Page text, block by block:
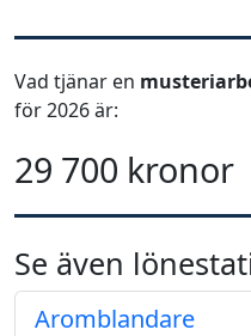
Vad tjänar en
för 2026 är:
29 700 kronor
Se även
Aromblandare